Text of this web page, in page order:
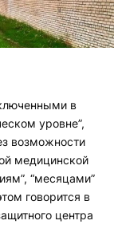
в
уровне”,
возможности
медицинской
“месяцами”
говорится в
центра